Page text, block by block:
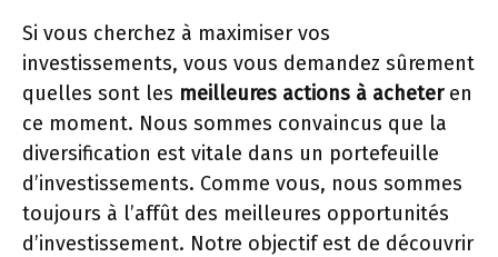
Si vous cherchez à maximiser vos
investissements, vous vous demandez sûrement
quelles sont les meilleures actions à acheteren
ce moment. Nous sommes convaincus que la
diversification est vitale dans un portefeuille
d’investissements. Comme vous, nous sommes
toujours à l’affût des meilleures opportunités
d’investissement. Notre objectif est de découvrir